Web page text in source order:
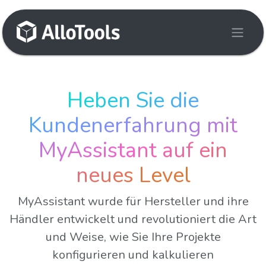
Zum Inhalt springen
Heben Sie die
Kundenerfahrung mit
MyAssistant auf ein
neues Level
MyAssistant wurde für Hersteller und ihre
Händler entwickelt und revolutioniert die Art
und Weise, wie Sie Ihre Projekte
konfigurieren und kalkulieren